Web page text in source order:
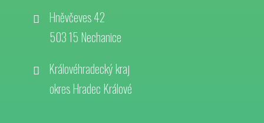
Hněvčeves 42
503 15 Nechanice
Královéhradecký kraj
okres Hradec Králové